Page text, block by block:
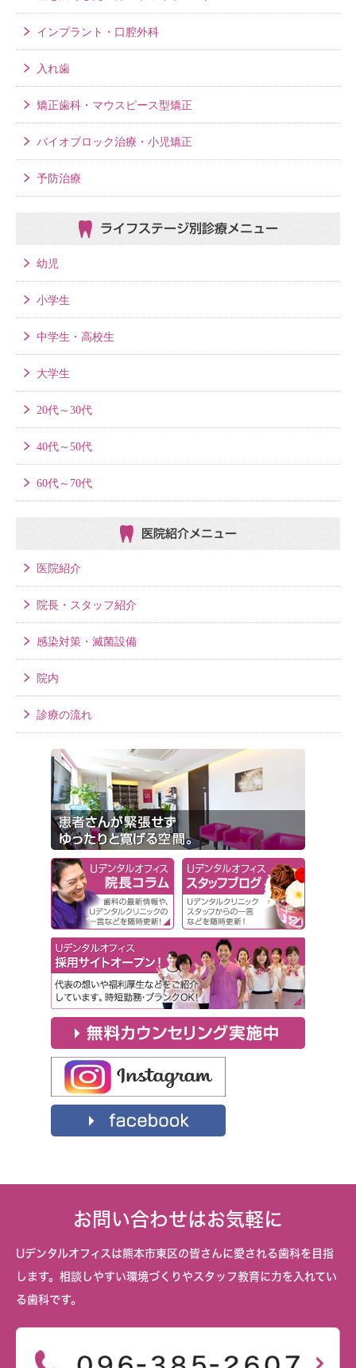
インプラント・口腔外科
入れ歯
矯正歯科・マウスピース型矯正
バイオブロック治療・小児矯正
予防治療
ライフステージ別 診療メニュー
幼児
小学生
中学生・高校生
大学生
20代～30代
40代～50代
60代～70代
医院紹介メニュー
医院紹介
院長・スタッフ紹介
感染対策・滅菌設備
院内
診療の流れ
お問い合わせはお気軽に
Uデンタルオフィスは熊本市東区の皆さんに愛される歯科を目指
します。相談しやすい環境づくりやスタッフ教育に力を入れてい
る歯科です。